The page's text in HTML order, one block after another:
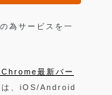
為サービスを一
最新バー
は、iOS/Android